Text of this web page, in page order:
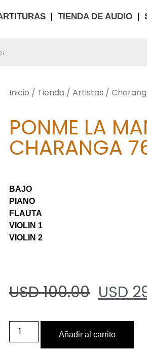
TIENDA DE AUDIO
Inicio / Tienda / Artistas /
PONME LA
CHARANGA
BAJO
PIANO
FLAUTA
VIOLIN 1
VIOLIN 2
USD 100.00 USD
Añadir al carrito